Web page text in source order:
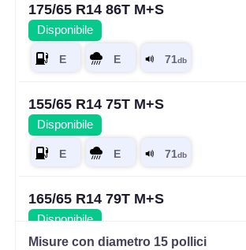
175/65 R14 86T M+S
Disponibile
155/65 R14 75T M+S
Disponibile
165/65 R14 79T M+S
Disponibile
Misure con diametro 15 pollici